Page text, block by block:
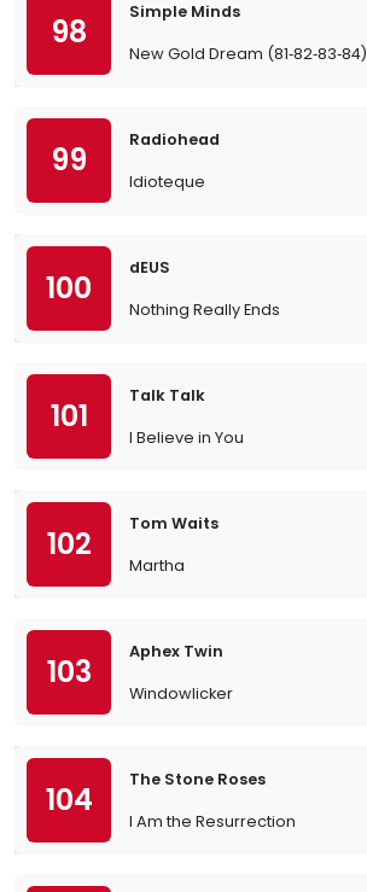
98
Simple Minds
New Gold Dream (81‐82‐83‐84)
99
Radiohead
Idioteque
100
dEUS
Nothing Really Ends
101
Talk Talk
I Believe in You
102
Tom Waits
Martha
103
Aphex Twin
Windowlicker
104
The Stone Roses
I Am the Resurrection